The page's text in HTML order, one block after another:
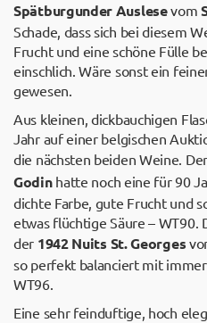
Spätburgunder Auslesevom
Schade, dass sich bei diesem
Frucht und eine schöne Fülle
einschlich. Wäre sonst ein
gewesen.
Aus kleinen, dickbauchigen
Jahr auf einer belgischen
die nächsten beiden Weine. Der
Godinhatte noch eine für 90
dichte Farbe, gute Frucht und
etwas flüchtige Säure – WT90.
der 1942 Nuits St. Georges
so perfekt balanciert mit
WT96.
Eine sehr feinduftige, hoch